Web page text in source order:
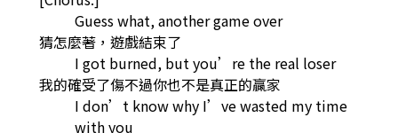
Guess what, another game over
猜怎麼著，遊戲結束了
I got burned, but you’re the real loser
我的確受了傷不過你也不是真正的贏家
I don’t know why I’ve wasted my time
with you